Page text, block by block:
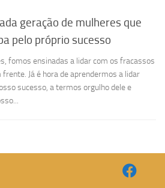
geração de mulheres que
pelo próprio sucesso
fomos ensinadas a lidar com os fracassos
frente. Já é hora de aprendermos a lidar
sucesso, a termos orgulho dele e